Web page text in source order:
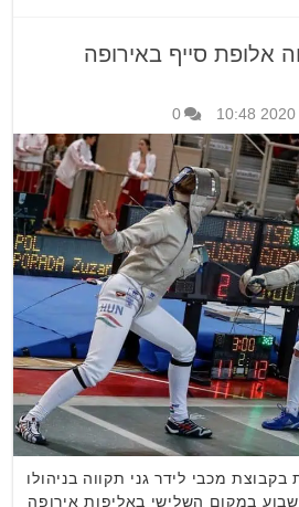
אלופת סייף באירופה
0
בת 15, סייפת בקבוצת מכבי לידר גני תקווה בניהולו
במקום השלישי באליפות אירופה